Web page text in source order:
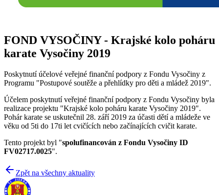
FOND VYSOČINY - Krajské kolo poháru
karate Vysočiny 2019
Poskytnutí účelové veřejné finanční podpory z Fondu Vysočiny z
Programu "Postupové soutěže a přehlídky pro děti a mládež 2019".
Účelem poskytnutí veřejné finanční podpory z Fondu Vysočiny byla
realizace projektu "Krajské kolo poháru karate Vysočiny 2019".
Pohár karate se uskutečnil 28. září 2019 za účasti dětí a mládeže ve
věku od 5ti do 17ti let cvičících nebo začínajících cvičit karate.
Tento projekt byl "spolufinancován z Fondu Vysočiny ID
FV02717.0025".
Zpět na všechny aktuality